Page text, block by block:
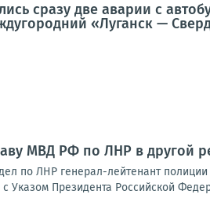
сразу две аварии с
«Луганск —
МВД РФ по ЛНР в другой
по ЛНР генерал-лейтенант
с Указом Президента Российской